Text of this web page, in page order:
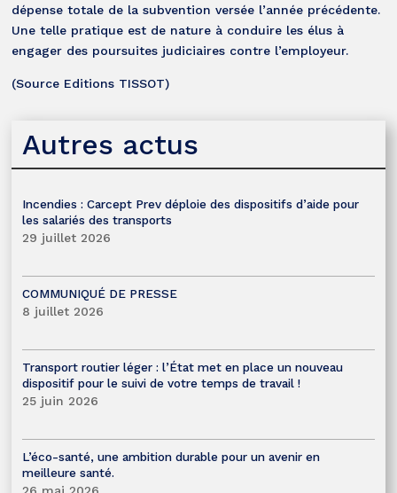
dépense totale de la subvention versée l’année précédente.
Une telle pratique est de nature à conduire les élus à
engager des poursuites judiciaires contre l’employeur.
(Source Editions TISSOT)
Autres actus
Incendies : Carcept Prev déploie des dispositifs d’aide pour
les salariés des transports
29 juillet 2026
COMMUNIQUÉ DE PRESSE
8 juillet 2026
Transport routier léger : l’État met en place un nouveau
dispositif pour le suivi de votre temps de travail !
25 juin 2026
L’éco-santé, une ambition durable pour un avenir en
meilleure santé.
26 mai 2026